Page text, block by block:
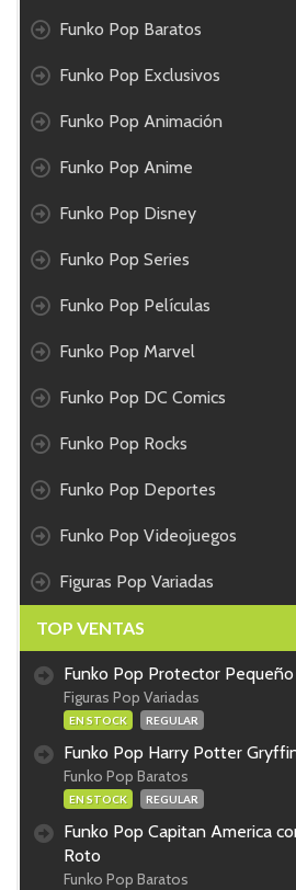
Funko Pop Baratos
Funko Pop Exclusivos
Funko Pop Animación
Funko Pop Anime
Funko Pop Disney
Funko Pop Series
Funko Pop Películas
Funko Pop Marvel
Funko Pop DC Comics
Funko Pop Rocks
Funko Pop Deportes
Funko Pop Videojuegos
Figuras Pop Variadas
TOP VENTAS
Funko Pop Protector
Figuras Pop Variadas
EN STOCK REGULAR
Funko Pop Harry Potter
Funko Pop Baratos
EN STOCK REGULAR
Funko Pop Capitan America
Roto
Funko Pop Baratos